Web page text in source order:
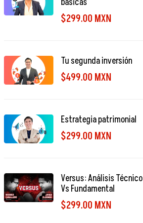
$299.00 MXN
Tu segunda inversión
$499.00 MXN
Estrategia patrimonial
$299.00 MXN
Versus: Análisis Técnico
Vs Fundamental
$299.00 MXN